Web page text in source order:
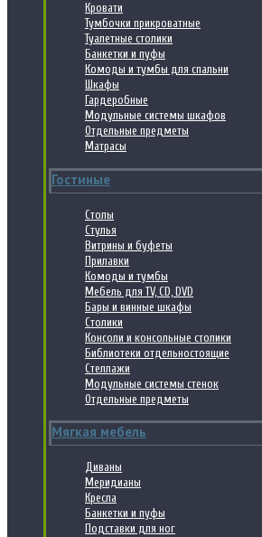
Кровати
Тумбочки прикроватные
Туалетные столики
Банкетки и пуфы
Комоды и тумбы для спальни
Шкафы
Гардеробные
Модульные системы шкафов
Отдельные предметы
Матрасы
Гостиные
Столы
Стулья
Витрины и буфеты
Прилавки
Комоды и тумбы
Мебель для TV, CD, DVD
Бары и винные шкафы
Столики
Консоли и консольные столики
Библиотеки отдельностоящие
Стеллажи
Модульные системы стенок
Отдельные предметы
Мягкая мебель
Диваны
Меридианы
Кресла
Банкетки и пуфы
Подставки для ног